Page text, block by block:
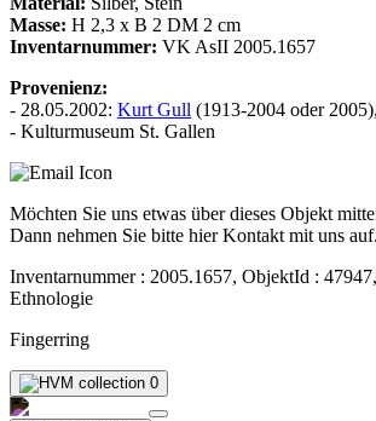
Masse: H 2,3 x B 2 DM 2 cm
Inventarnummer: VK AsII 2005.1657
Provenienz:
- 28.05.2002: Kurt Gull (1913-2004 oder
- Kulturmuseum St. Gallen
Möchten Sie uns etwas über dieses Objekt
Dann nehmen Sie bitte hier Kontakt mit uns auf.
Inventarnummer : 2005.1657, ObjektId :
Ethnologie
Fingerring
0